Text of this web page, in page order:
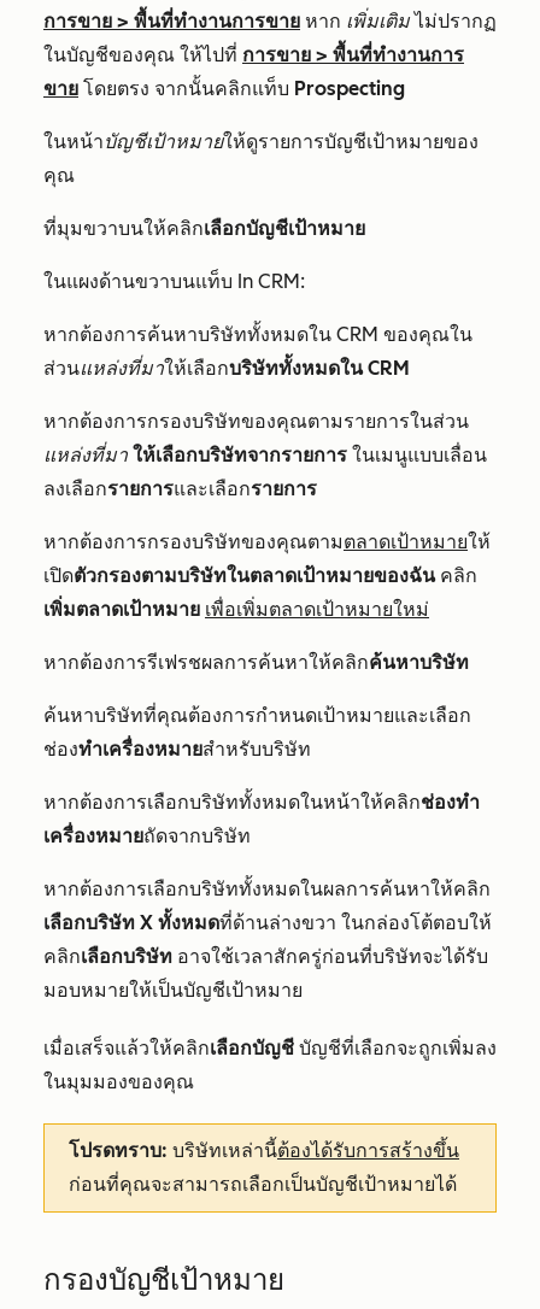
การขาย > พื้นที่ทำงานการขาย หาก เพิ่มเติมไม่ปรากฏ
ในบัญชีของคุณ ให้ไปที่ การขาย > พื้นที่ทำงานการ
ขาย โดยตรง จากนั้นคลิกแท็บ Prospecting
ในหน้าบัญชีเป้าหมายให้ดูรายการบัญชีเป้าหมายของ
คุณ
ที่มุมขวาบนให้คลิกเลือกบัญชีเป้าหมาย
ในแผงด้านขวาบนแท็บ In CRM:
หากต้องการค้นหาบริษัททั้งหมดใน CRM ของคุณใน
ส่วนแหล่งที่มาให้เลือกบริษัททั้งหมดใน CRM
หากต้องการกรองบริษัทของคุณตามรายการในส่วน
แหล่งที่มา ให้เลือกบริษัทจากรายการ ในเมนูแบบเลื่อน
ลงเลือกรายการและเลือกรายการ
หากต้องการกรองบริษัทของคุณตามตลาดเป้าหมายให้
เปิดตัวกรองตามบริษัทในตลาดเป้าหมายของฉันคลิก
เพิ่มตลาดเป้าหมาย เพื่อเพิ่มตลาดเป้าหมายใหม่
หากต้องการรีเฟรชผลการค้นหาให้คลิกค้นหาบริษัท
ค้นหาบริษัทที่คุณต้องการกำหนดเป้าหมายและเลือก
ช่องทำเครื่องหมายสำหรับบริษัท
หากต้องการเลือกบริษัททั้งหมดในหน้าให้คลิกช่องทำ
เครื่องหมายถัดจากบริษัท
หากต้องการเลือกบริษัททั้งหมดในผลการค้นหาให้คลิก
เลือกบริษัท X ทั้งหมดที่ด้านล่างขวา ในกล่องโต้ตอบให้
คลิกเลือกบริษัท อาจใช้เวลาสักครู่ก่อนที่บริษัทจะได้รับ
มอบหมายให้เป็นบัญชีเป้าหมาย
เมื่อเสร็จแล้วให้คลิกเลือกบัญชี บัญชีที่เลือกจะถูกเพิ่มลง
ในมุมมองของคุณ
โปรดทราบ: บริษัทเหล่านี้ต้องได้รับการสร้างขึ้น
ก่อนที่คุณจะสามารถเลือกเป็นบัญชีเป้าหมายได้
กรองบัญชีเป้าหมาย